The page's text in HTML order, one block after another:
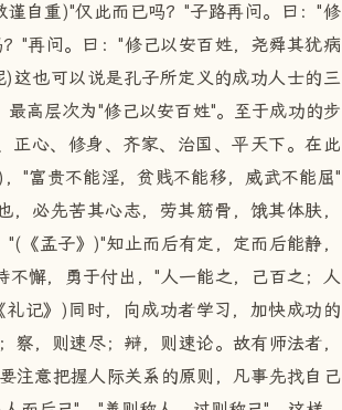
自重)"仅此而已吗？"子路再问。曰："修
"再问。曰："修己以安百姓，尧舜其犹病
这也可以说是孔子所定义的成功人士的三
高层次为"修己以安百姓"。至于成功的步
正心、修身、齐家、治国、平天下。在此
"富贵不能淫，贫贱不能移，威武不能屈"
必先苦其心志，劳其筋骨，饿其体肤，
《孟子》)"知止而后有定，定而后能静，
懈，勇于付出，"人一能之，己百之；人
记》)同时，向成功者学习，加快成功的
，则速尽；辩，则速论。故有师法者，
注意把握人际关系的原则，凡事先找自己